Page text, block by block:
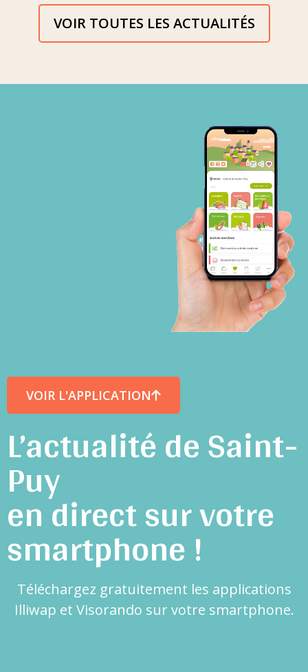
VOIR TOUTES LES ACTUALITÉS
VOIR L'APPLICATION
L’actualité de Saint-
Puy
en direct sur votre
smartphone !
Téléchargez gratuitement les applications
Illiwap et Visorando sur votre smartphone.